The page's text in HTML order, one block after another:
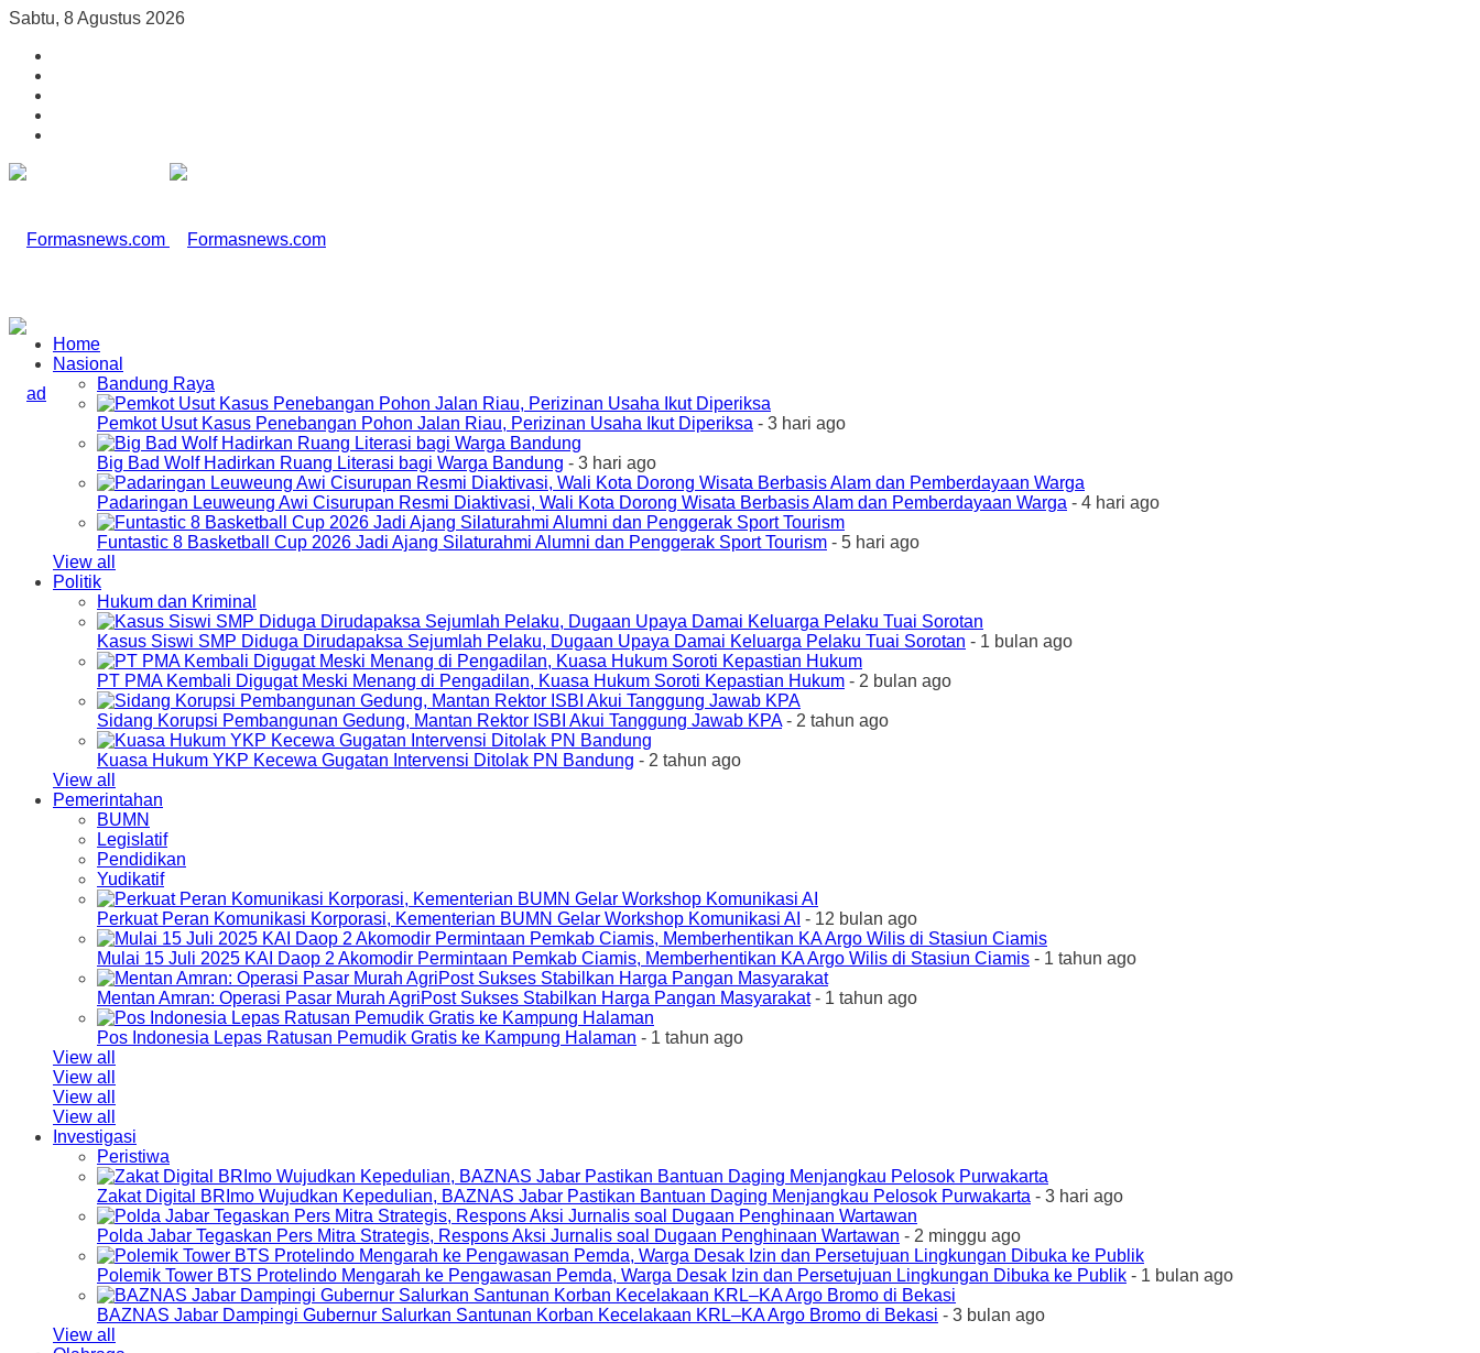
Sabtu, 8 Agustus 2026
Home
Nasional
Bandung Raya
Pemkot Usut Kasus Penebangan Pohon Jalan Riau, Perizinan Usaha Ikut Diperiksa - 3 hari ago
Big Bad Wolf Hadirkan Ruang Literasi bagi Warga Bandung - 3 hari ago
Padaringan Leuweung Awi Cisurupan Resmi Diaktivasi, Wali Kota Dorong Wisata Berbasis Alam dan Pemberdayaan Warga - 4 hari ago
Funtastic 8 Basketball Cup 2026 Jadi Ajang Silaturahmi Alumni dan Penggerak Sport Tourism - 5 hari ago
View all
Politik
Hukum dan Kriminal
Kasus Siswi SMP Diduga Dirudapaksa Sejumlah Pelaku, Dugaan Upaya Damai Keluarga Pelaku Tuai Sorotan - 1 bulan ago
PT PMA Kembali Digugat Meski Menang di Pengadilan, Kuasa Hukum Soroti Kepastian Hukum - 2 bulan ago
Sidang Korupsi Pembangunan Gedung, Mantan Rektor ISBI Akui Tanggung Jawab KPA- 2 tahun ago
Kuasa Hukum YKP Kecewa Gugatan Intervensi Ditolak PN Bandung - 2 tahun ago
View all
Pemerintahan
BUMN
Legislatif
Pendidikan
Yudikatif
Perkuat Peran Komunikasi Korporasi, Kementerian BUMN Gelar Workshop Komunikasi AI - 12 bulan ago
Mulai 15 Juli 2025 KAI Daop 2 Akomodir Permintaan Pemkab Ciamis, Memberhentikan KA Argo Wilis di Stasiun Ciamis - 1 tahun ago
Mentan Amran: Operasi Pasar Murah AgriPost Sukses Stabilkan Harga Pangan Masyarakat- 1 tahun ago
Pos Indonesia Lepas Ratusan Pemudik Gratis ke Kampung Halaman - 1 tahun ago
View all
View all
View all
View all
Investigasi
Peristiwa
Zakat Digital BRImo Wujudkan Kepedulian, BAZNAS Jabar Pastikan Bantuan Daging Menjangkau Pelosok Purwakarta - 3 hari ago
Polda Jabar Tegaskan Pers Mitra Strategis, Respons Aksi Jurnalis soal Dugaan Penghinaan Wartawan - 2 minggu ago
Polemik Tower BTS Protelindo Mengarah ke Pengawasan Pemda, Warga Desak Izin dan Persetujuan Lingkungan Dibuka ke Publik - 1 bulan ago
BAZNAS Jabar Dampingi Gubernur Salurkan Santunan Korban Kecelakaan KRL–KA Argo Bromo di Bekasi - 3 bulan ago
View all